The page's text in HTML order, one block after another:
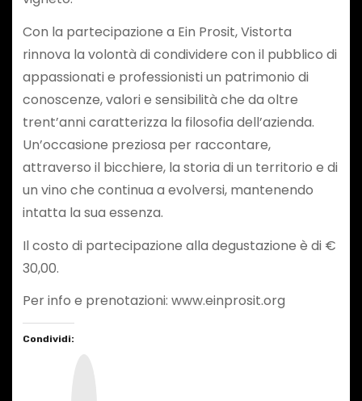
Con la partecipazione a Ein Prosit, Vistorta
rinnova la volontà di condividere con il pubblico di
appassionati e professionisti un patrimonio di
conoscenze, valori e sensibilità che da oltre
trent’anni caratterizza la filosofia dell’azienda.
Un’occasione preziosa per raccontare,
attraverso il bicchiere, la storia di un territorio e di
un vino che continua a evolversi, mantenendo
intatta la sua essenza.
Il costo di partecipazione alla degustazione è di €
30,00.
Per info e prenotazioni: www.einprosit.org
Condividi: